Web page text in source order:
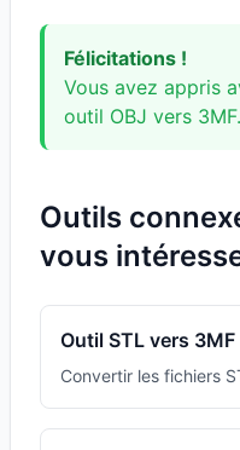
Félicitations !
Vous avez appris
outil OBJ vers 3MF.
Outils
vous
Outil STL vers 3MF
Convertir les fichiers